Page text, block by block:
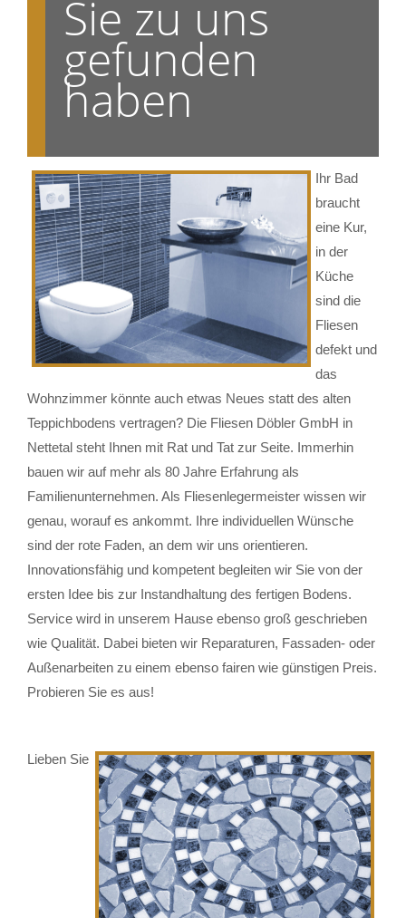
Sie zu uns
gefunden
haben
Ihr Bad
braucht
eine Kur,
in der
Küche
sind die
Fliesen
defekt und
das
Wohnzimmer könnte auch etwas Neues statt des alten
Teppichbodens vertragen? Die Fliesen Döbler GmbH in
Nettetal steht Ihnen mit Rat und Tat zur Seite. Immerhin
bauen wir auf mehr als 80 Jahre Erfahrung als
Familienunternehmen. Als Fliesenlegermeister wissen wir
genau, worauf es ankommt. Ihre individuellen Wünsche
sind der rote Faden, an dem wir uns orientieren.
Innovationsfähig und kompetent begleiten wir Sie von der
ersten Idee bis zur Instandhaltung des fertigen Bodens.
Service wird in unserem Hause ebenso groß geschrieben
wie Qualität. Dabei bieten wir Reparaturen, Fassaden- oder
Außenarbeiten zu einem ebenso fairen wie günstigen Preis.
Probieren Sie es aus!
Lieben Sie